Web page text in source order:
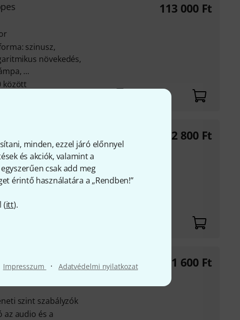
minden, ezzel járó előnnyel
és akciók, valamint a
csak add meg
érintő használatára a „Rendben!”
(itt).
Impresszum · Adatvédelmi nyilatkozat
szinusz,
növekedés,
...
között
113 000 Ft
némító gombbal
és VCA CV
válasz között
kimenethez
112 800 Ft
szint szabályzók
audio és a
131 600 Ft